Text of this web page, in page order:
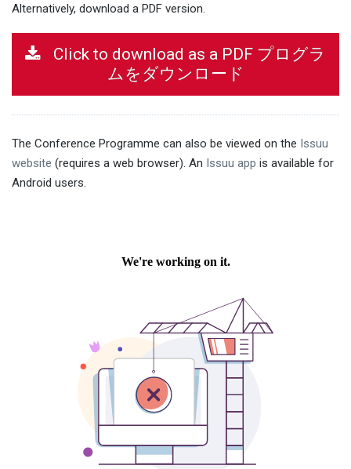
Alternatively, download a PDF version.
Click to download as a PDF プログラ
ムをダウンロード
The Conference Programme can also be viewed on the Issuu
website (requires a web browser). An Issuu app is available for
Android users.